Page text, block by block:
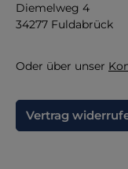
Diemelweg 4
34277 Fuldabrück
Oder über unser
Vertrag